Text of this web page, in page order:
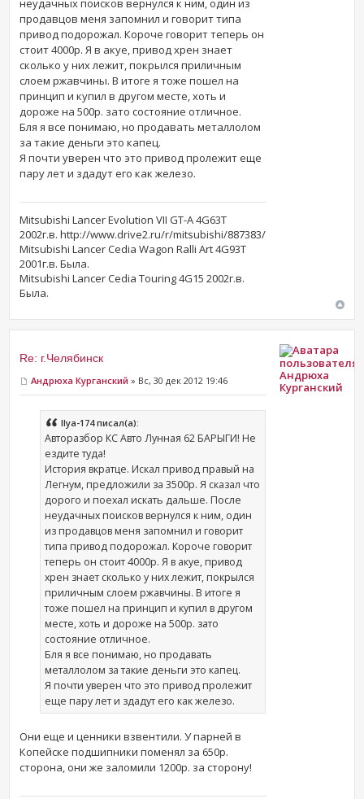
продавцов меня запомнил и говорит типа
привод подорожал. Короче говорит теперь он
стоит 4000р. Я в акуе, привод хрен знает
сколько у них лежит, покрылся приличным
слоем ржавчины. В итоге я тоже пошел на
принцип и купил в другом месте, хоть и
дороже на 500р. зато состояние отличное.
Бля я все понимаю, но продавать металлолом
за такие деньги это капец.
Я почти уверен что это привод пролежит еще
пару лет и здадут его как железо.
Mitsubishi Lancer Evolution VII GT-A 4G63T
2002г.в. http://www.drive2.ru/r/mitsubishi/887383/
Mitsubishi Lancer Cedia Wagon Ralli Art 4G93T
2001г.в. Была.
Mitsubishi Lancer Cedia Touring 4G15 2002г.в.
Была.
Re: г.Челябинск
Андрюха Курганский » Вс, 30 дек 2012 19:46
Ilya-174 писал(а):
Авторазбор КС Авто Лунная 62 БАРЫГИ! Не
ездите туда!
История вкратце. Искал привод правый на
Легнум, предложили за 3500р. Я сказал что
дорого и поехал искать дальше. После
неудачных поисков вернулся к ним, один
из продавцов меня запомнил и говорит
типа привод подорожал. Короче говорит
теперь он стоит 4000р. Я в акуе, привод
хрен знает сколько у них лежит, покрылся
приличным слоем ржавчины. В итоге я
тоже пошел на принцип и купил в другом
месте, хоть и дороже на 500р. зато
состояние отличное.
Бля я все понимаю, но продавать
металлолом за такие деньги это капец.
Я почти уверен что это привод пролежит
еще пару лет и здадут его как железо.
Они еще и ценники взвентили. У парней в
Копейске подшипники поменял за 650р.
сторона, они же заломили 1200р. за сторону!
Андрюха
Курганский